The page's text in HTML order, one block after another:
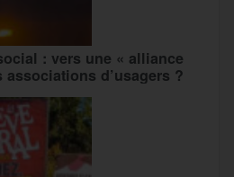
: vers une « alliance
d’usagers ?